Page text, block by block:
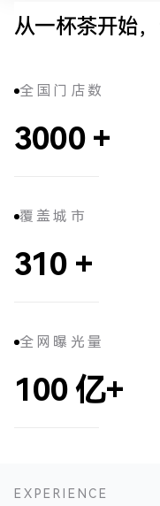
从一杯茶开始
全国门店数
3000+
覆盖城市
310+
全网曝光量
100亿+
EXPERIENCE